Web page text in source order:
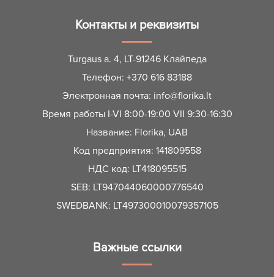
Контакты и реквизиты
Turgaus a. 4, LT-91246 Клайпеда
Телефон: +370 616 83188
Электронная почта: info@florika.lt
Время работы I-VI 8:00-19:00 VII 9:30-16:30
Название: Florika, UAB
Код предприятия: 141809558
НДС код: LT418095515
SEB: LT947044060000776540
SWEDBANK: LT497300010079357105
Важные ссылки